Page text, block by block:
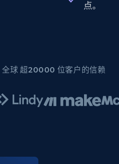
点。
全球 超20000 位客户的信赖